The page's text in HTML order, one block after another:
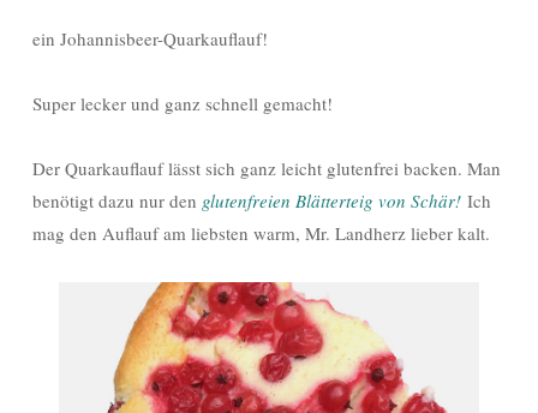
ein Johannisbeer-Quarkauflauf!
Super lecker und ganz schnell gemacht!
Der Quarkauflauf lässt sich ganz leicht glutenfrei backen. Man
benötigt dazu nur den glutenfreien Blätterteig von Schär! Ich
mag den Auflauf am liebsten warm, Mr. Landherz lieber kalt.